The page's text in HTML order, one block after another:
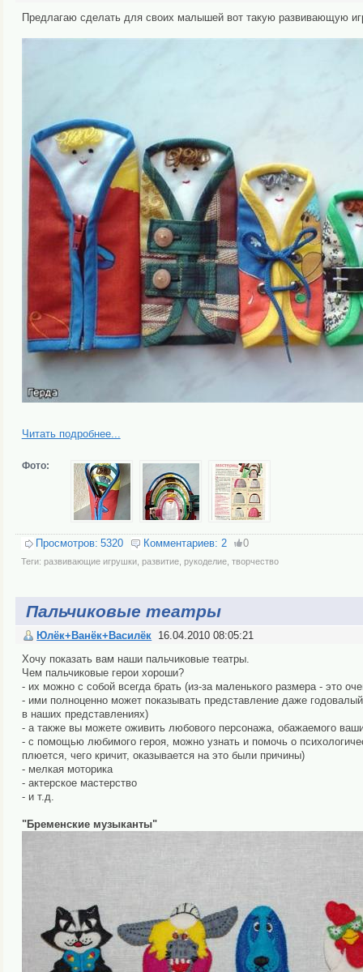
Предлагаю сделать для своих малышей вот такую развивающую
Читать подробнее...
Фото:
Просмотров: 5320 Комментариев: 2 0
Теги: развивающие игрушки, развитие, рукоделие, творчество
Пальчиковые театры
Юлёк+Ванёк+Василёк 16.04.2010 08:05:21
Хочу показать вам наши пальчиковые театры.
Чем пальчиковые герои хороши?
- их можно с собой всегда брать (из-за маленького размера - это
- ими полноценно может показывать представление даже
в наших представлениях)
- а также вы можете оживить любового персонажа, обажаемого
- с помощью любимого героя, можно узнать и помочь о
плюется, чего кричит, оказывается на это были причины)
- мелкая моторика
- актерское мастерство
- и т.д.
"Бременские музыканты"